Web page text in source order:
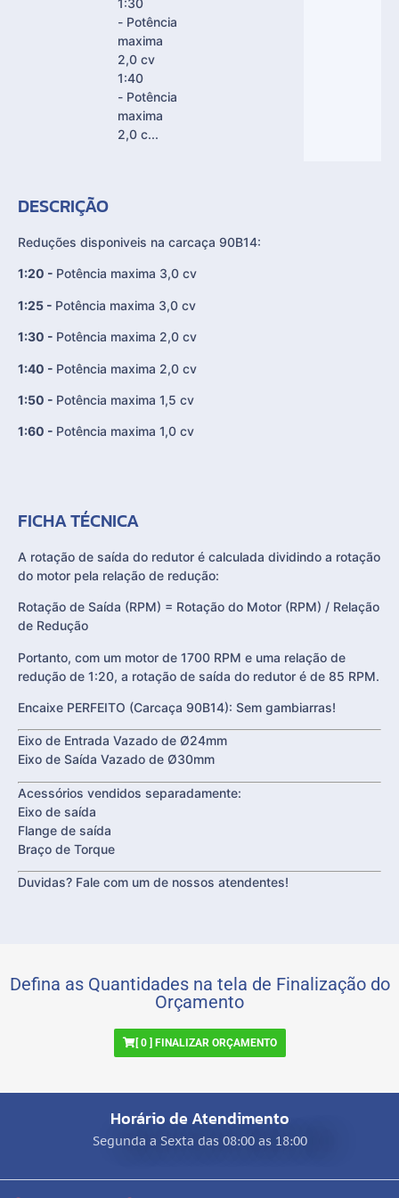
1:30
- Potência
maxima
2,0 cv
1:40
- Potência
maxima
2,0 c...
DESCRIÇÃO
Reduções disponiveis na carcaça 90B14:
1:20 - Potência maxima 3,0 cv
1:25 - Potência maxima 3,0 cv
1:30 - Potência maxima 2,0 cv
1:40 - Potência maxima 2,0 cv
1:50 - Potência maxima 1,5 cv
1:60 - Potência maxima 1,0 cv
FICHA TÉCNICA
A rotação de saída do redutor é calculada dividindo a rotação
do motor pela relação de redução:
Rotação de Saída (RPM) = Rotação do Motor (RPM) / Relação
de Redução
Portanto, com um motor de 1700 RPM e uma relação de
redução de 1:20, a rotação de saída do redutor é de 85 RPM.
Encaixe PERFEITO (Carcaça 90B14): Sem gambiarras!
Eixo de Entrada Vazado de Ø24mm
Eixo de Saída Vazado de Ø30mm
Acessórios vendidos separadamente:
Eixo de saída
Flange de saída
Braço de Torque
Duvidas? Fale com um de nossos atendentes!
Defina as Quantidades na tela de Finalização do
Orçamento
[ 0] FINALIZAR ORÇAMENTO
Horário de Atendimento
Segunda a Sexta das 08:00 as 18:00